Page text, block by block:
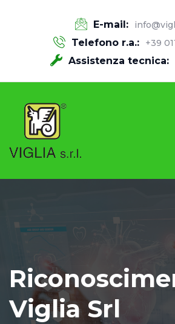
E-mail:
Telefono r.a.: +39
Assistenza tecnica:
Viglia Srl